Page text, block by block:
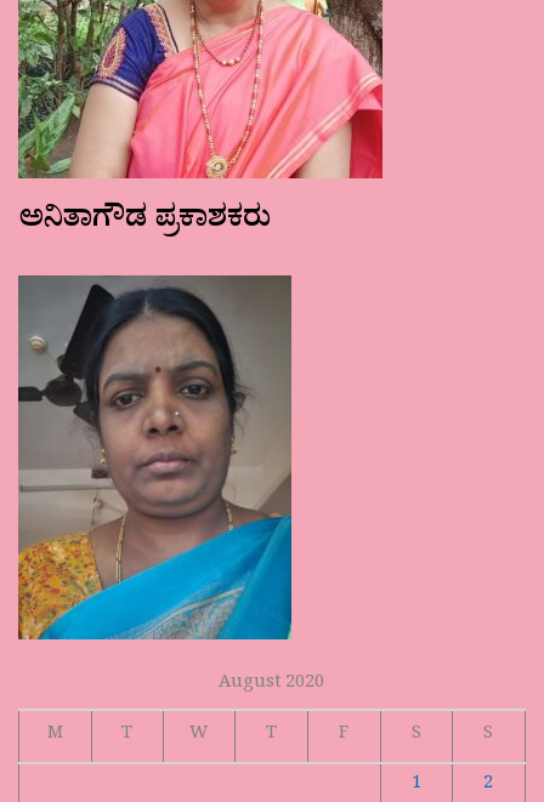
ಅನಿತಾಗೌಡ ಪ್ರಕಾಶಕರು
August 2020
M
T W T F S
S
1
2